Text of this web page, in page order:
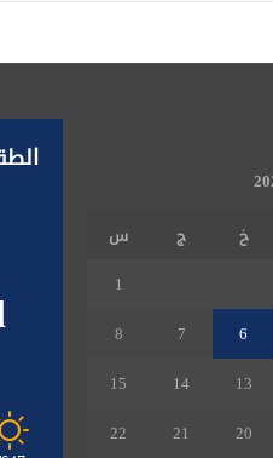
خ ج
س
1
6
7
8
13
14
15
20
21
22